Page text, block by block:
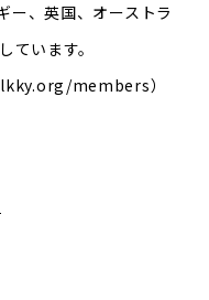
ー、英国、オーストラ
ています。
members）